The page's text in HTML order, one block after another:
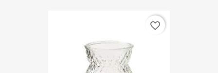
favorite_border